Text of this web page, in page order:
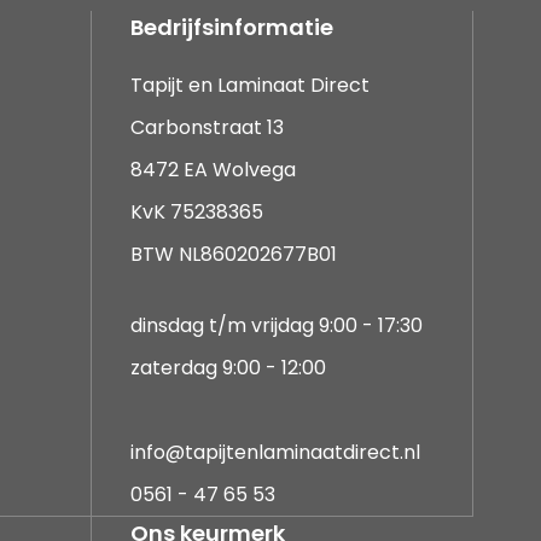
Bedrijfsinformatie
Tapijt en Laminaat Direct
Carbonstraat 13
8472 EA Wolvega
KvK 75238365
BTW NL860202677B01
dinsdag t/m vrijdag 9:00 - 17:30
zaterdag 9:00 - 12:00
info@tapijtenlaminaatdirect.nl
0561 - 47 65 53
Ons keurmerk